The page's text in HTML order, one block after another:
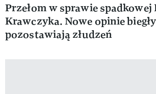
Przełom w sprawie
Krawczyka. Nowe opinie
pozostawiają złudzeń